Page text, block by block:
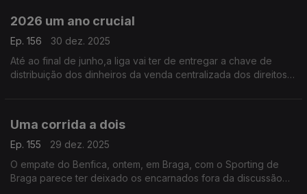
2026 um ano crucial
Ep. 156
30 dez. 2025
Até ao final de junho,a liga vai ter de entregar a chave de
distribuição dos dinheiros da venda centralizada dos direitos
Uma corrida a dois
Ep. 155
29 dez. 2025
O empate do Benfica, ontem, em Braga, com o Sporting de
Braga parece ter deixado os encarnados fora da discussão